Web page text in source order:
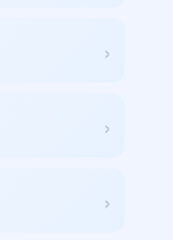
›
›
›